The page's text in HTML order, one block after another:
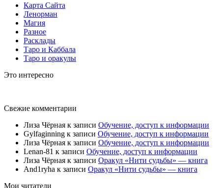
Карта Сайта
Ленорман
Магия
Разное
Расклады
Таро и Каббала
Таро и оракулы
Это интересно
Свежие комментарии
Лиза Чёрная к записи Обучение, доступ к информации
Gylfaginning к записи Обучение, доступ к информации
Лиза Чёрная к записи Обучение, доступ к информации
Lenan-81 к записи Обучение, доступ к информации
Лиза Чёрная к записи Оракул «Нити судьбы» — книга
And1ryha к записи Оракул «Нити судьбы» — книга
Мои читатели